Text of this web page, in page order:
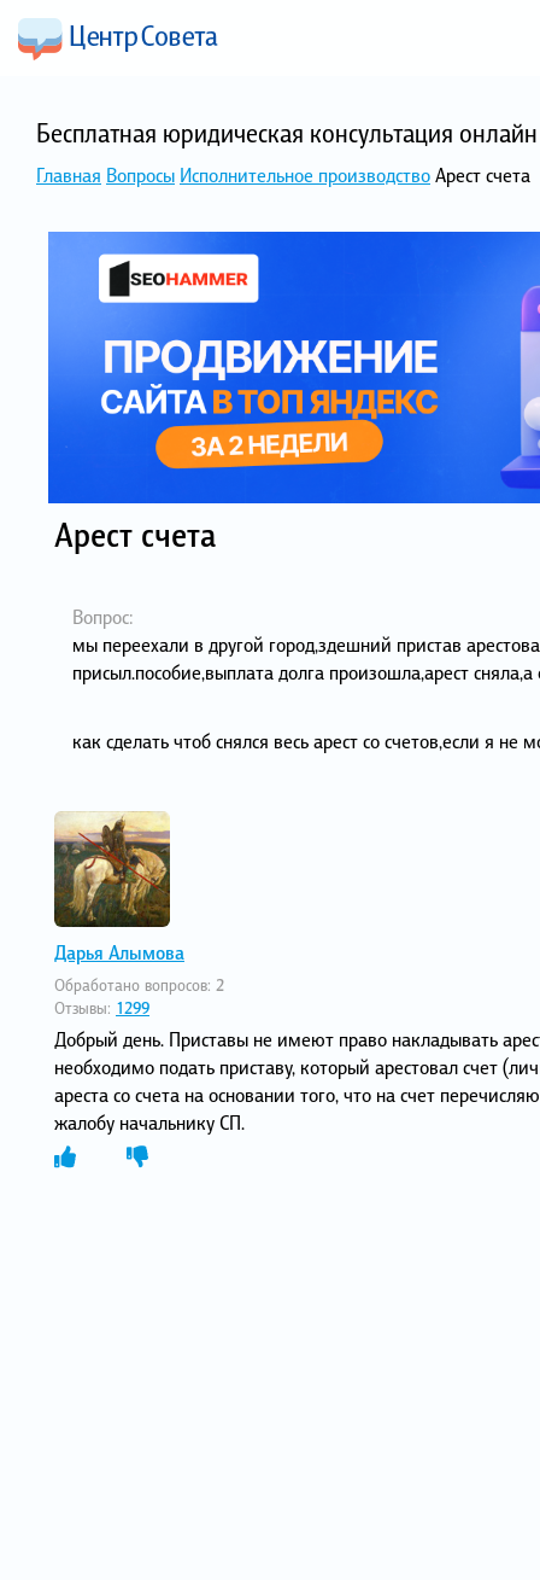
Бесплатная юридическая консультация
Главная Вопросы Исполнительное производствоАрест счета
Арест счета
Вопрос:
мы переехали в другой город,здешний пристав
присыл.пособие,выплата долга произошла,арест
как сделать чтоб снялся весь арест со счетов,если я не
Дарья Алымова
Обработано вопросов: 2
Отзывы: 1299
Добрый день. Приставы не имеют право накладывать
необходимо подать приставу, который арестовал счет
ареста со счета на основании того, что на счет
жалобу начальнику СП.